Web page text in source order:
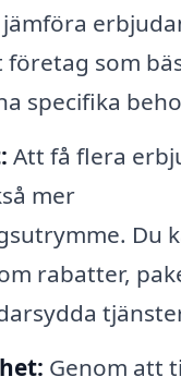
företag som
specifika
Att få flera
mer
Du
rabatter,
Genom att